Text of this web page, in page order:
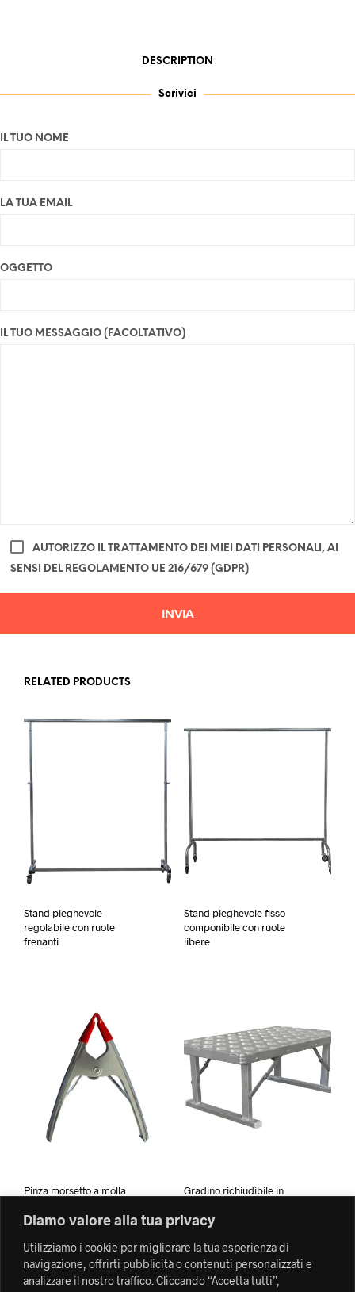
Diamo valore alla tua privacy
Utilizziamo i cookie per migliorare la tua esperienza di
navigazione, offrirti pubblicità o contenuti personalizzati e
analizzare il nostro traffico. Cliccando “Accetta tutti”,
DESCRIPTION
Scrivici
IL TUO NOME
LA TUA EMAIL
OGGETTO
IL TUO MESSAGGIO (FACOLTATIVO)
AUTORIZZO IL TRATTAMENTO DEI MIEI DATI PERSONALI, AI
SENSI DEL REGOLAMENTO UE 216/679 (GDPR)
RELATED PRODUCTS
Stand pieghevole
regolabile con ruote
frenanti
Stand pieghevole fisso
componibile con ruote
libere
Pinza morsetto a molla
Gradino richiudibile in